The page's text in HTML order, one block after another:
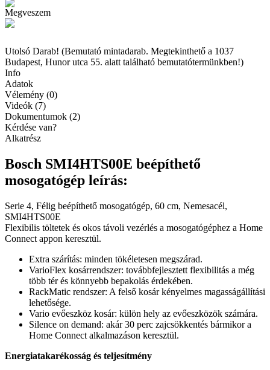
Megveszem
Utolsó Darab! (Bemutató mintadarab. Megtekinthető a 1037
Budapest, Hunor utca 55. alatt található bemutatótermünkben!)
Info
Adatok
Vélemény (0)
Videók (7)
Dokumentumok (2)
Kérdése van?
Alkatrész
Bosch SMI4HTS00E beépíthető
mosogatógép leírás:
Serie 4, Félig beépíthető mosogatógép, 60 cm, Nemesacél,
SMI4HTS00E
Flexibilis töltetek és okos távoli vezérlés a mosogatógéphez a Home
Connect appon keresztül.
Extra szárítás: minden tökéletesen megszárad.
VarioFlex kosárrendszer: továbbfejlesztett flexibilitás a még
több tér és könnyebb bepakolás érdekében.
RackMatic rendszer: A felső kosár kényelmes magasságállítási
lehetősége.
Vario evőeszköz kosár: külön hely az evőeszközök számára.
Silence on demand: akár 30 perc zajcsökkentés bármikor a
Home Connect alkalmazáson keresztül.
Energiatakarékosság és teljesítmény